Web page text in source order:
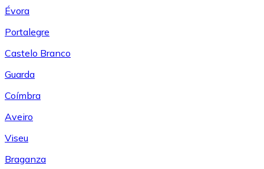
Évora
Portalegre
Castelo Branco
Guarda
Coímbra
Aveiro
Viseu
Braganza